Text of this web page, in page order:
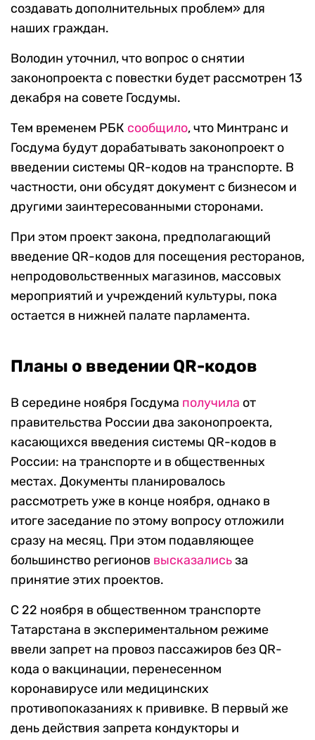
создавать дополнительных проблем» для
наших граждан.
Володин уточнил, что вопрос о снятии
законопроекта с повестки будет рассмотрен 13
декабря на совете Госдумы.
Тем временем РБК сообщило, что Минтранс и
Госдума будут дорабатывать законопроект о
введении системы QR-кодов на транспорте. В
частности, они обсудят документ с бизнесом и
другими заинтересованными сторонами.
При этом проект закона, предполагающий
введение QR-кодов для посещения ресторанов,
непродовольственных магазинов, массовых
мероприятий и учреждений культуры, пока
остается в нижней палате парламента.
Планы о введении QR-кодов
В середине ноября Госдума получила от
правительства России два законопроекта,
касающихся введения системы QR-кодов в
России: на транспорте и в общественных
местах. Документы планировалось
рассмотреть уже в конце ноября, однако в
итоге заседание по этому вопросу отложили
сразу на месяц. При этом подавляющее
большинство регионов высказалисьза
принятие этих проектов.
С 22 ноября в общественном транспорте
Татарстана в экспериментальном режиме
ввели запрет на провоз пассажиров без QR-
кода о вакцинации, перенесенном
коронавирусе или медицинских
противопоказаниях к прививке. В первый же
день действия запрета кондукторы и